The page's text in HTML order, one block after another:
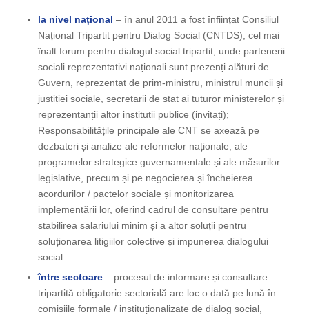
la nivel național – în anul 2011 a fost înființat Consiliul
Național Tripartit pentru Dialog Social (CNTDS), cel mai
înalt forum pentru dialogul social tripartit, unde partenerii
sociali reprezentativi naționali sunt prezenți alături de
Guvern, reprezentat de prim-ministru, ministrul muncii și
justiției sociale, secretarii de stat ai tuturor ministerelor și
reprezentanții altor instituții publice (invitați);
Responsabilitățile principale ale CNT se axează pe
dezbateri și analize ale reformelor naționale, ale
programelor strategice guvernamentale și ale măsurilor
legislative, precum și pe negocierea și încheierea
acordurilor / pactelor sociale și monitorizarea
implementării lor, oferind cadrul de consultare pentru
stabilirea salariului minim și a altor soluții pentru
soluționarea litigiilor colective și impunerea dialogului
social.
între sectoare– procesul de informare și consultare
tripartită obligatorie sectorială are loc o dată pe lună în
comisiile formale / instituționalizate de dialog social,